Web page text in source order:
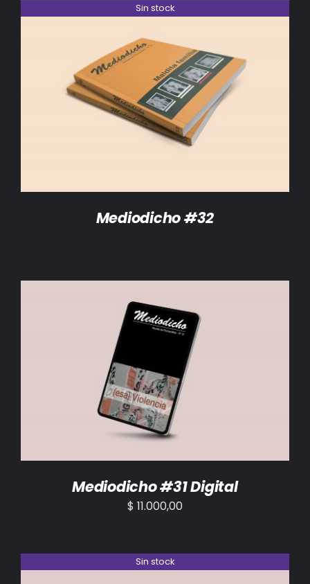
Sin stock
DETALLES
Mediodicho #32
AÑADIR AL CARRITO /
Mediodicho #31 Digital
$ 11.000,00
Sin stock